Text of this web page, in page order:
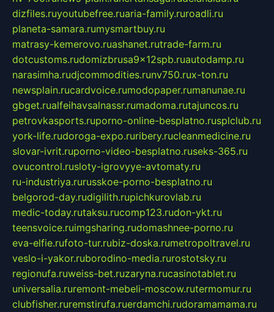
dizfiles.ruyoutubefree.ruaria-family.ruroadli.ru
planeta-samara.rumysmartbuy.ru
matrasy-kemerovo.ruashanet.rutrade-farm.ru
dotcustoms.rudomizbrusa9x12spb.ruautodamp.ru
narasimha.rudjcommodities.runv750.rux-ton.ru
newsplain.rucardvoice.rumodopaper.rumanunae.ru
gbget.rualfeihavsalnassr.rumadoma.rutajuncos.ru
petrovkasports.ruporno-online-besplatno.rusplclub.ru
york-life.rudoroga-expo.ruribery.rucleanmedicine.ru
slovar-ivrit.ruporno-video-besplatno.ruseks-365.ru
ovucontrol.rusloty-igrovyye-avtomaty.ru
ru-industriya.rurusskoe-porno-besplatno.ru
belgorod-day.rudigilith.rupichkurovlab.ru
medic-today.rutaksu.rucomp123.rudon-ykt.ru
teensvoice.ruimgsharing.rudomashnee-porno.ru
eva-elfie.rufoto-tur.rubiz-doska.rumetropoltravel.ru
veslo-i-yakor.ruborodino-media.rurostotsky.ru
regionufa.ruweiss-bet.ruzaryna.rucasinotablet.ru
universalia.ruremont-mebeli-moscow.rutermomur.ru
clubfisher.ruremstirufa.ruerdamchi.rudoramamama.ru